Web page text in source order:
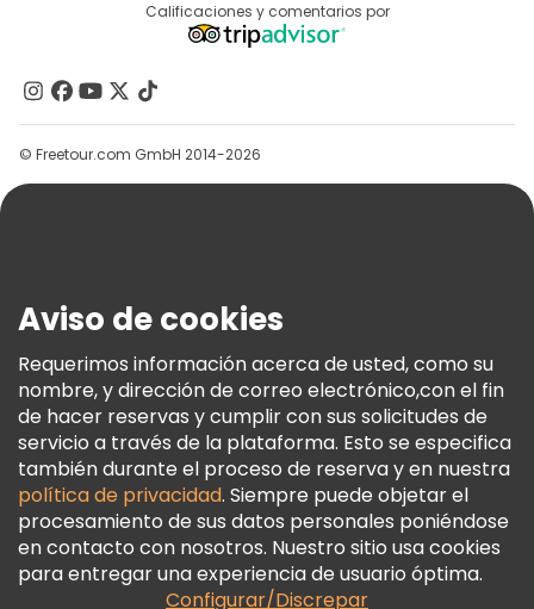
Programa De Afiliados
Contacto
Grupos
Ayuda
Términos E Información Legal
Política De Cookies
Freetour Premios
Programa De Fidelidad
Calificaciones y comentarios por
© Freetour.com GmbH 2014-2026
Aviso de cookies
Requerimos información acerca de usted, como su
nombre, y dirección de correo electrónico,con el fin
de hacer reservas y cumplir con sus solicitudes de
servicio a través de la plataforma. Esto se especifica
también durante el proceso de reserva y en nuestra
política de privacidad. Siempre puede objetar el
procesamiento de sus datos personales poniéndose
en contacto con nosotros. Nuestro sitio usa cookies
para entregar una experiencia de usuario óptima.
Configurar/Discrepar